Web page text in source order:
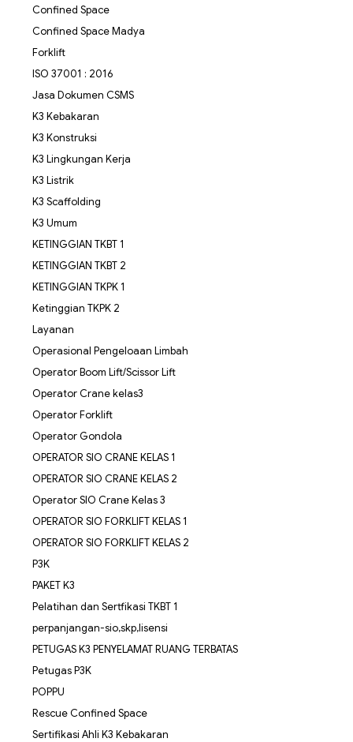
Confined Space
Confined Space Madya
Forklift
ISO 37001 : 2016
Jasa Dokumen CSMS
K3 Kebakaran
K3 Konstruksi
K3 Lingkungan Kerja
K3 Listrik
K3 Scaffolding
K3 Umum
KETINGGIAN TKBT 1
KETINGGIAN TKBT 2
KETINGGIAN TKPK 1
Ketinggian TKPK 2
Layanan
Operasional Pengeloaan Limbah
Operator Boom Lift/Scissor Lift
Operator Crane kelas3
Operator Forklift
Operator Gondola
OPERATOR SIO CRANE KELAS 1
OPERATOR SIO CRANE KELAS 2
Operator SIO Crane Kelas 3
OPERATOR SIO FORKLIFT KELAS 1
OPERATOR SIO FORKLIFT KELAS 2
P3K
PAKET K3
Pelatihan dan Sertfikasi TKBT 1
perpanjangan-sio,skp,lisensi
PETUGAS K3 PENYELAMAT RUANG TERBATAS
Petugas P3K
POPPU
Rescue Confined Space
Sertifikasi Ahli K3 Kebakaran